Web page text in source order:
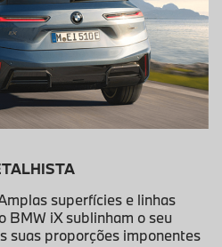
superfícies e linhas
BMW iX sublinham o seu
suas proporções imponentes